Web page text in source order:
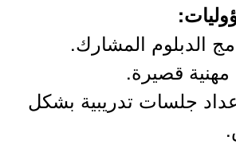
الدبلوم المشارك.
قصيرة.
جلسات تدريبية بشكل